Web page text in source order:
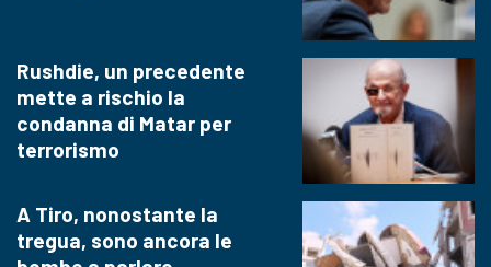
Rushdie, un precedente
mette a rischio la
condanna di Matar per
terrorismo
A Tiro, nonostante la
tregua, sono ancora le